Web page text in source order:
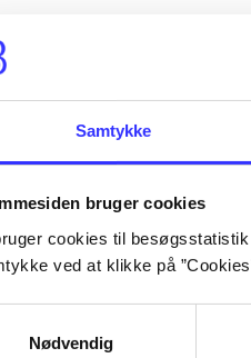
Samtykke
bruger cookies
cookies til
ved at klikke på
Nødvendig